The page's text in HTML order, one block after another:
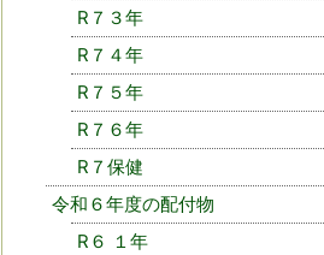
R７３年
R７４年
R７５年
R７６年
R７保健
令和６年度の配付物
R６ １年